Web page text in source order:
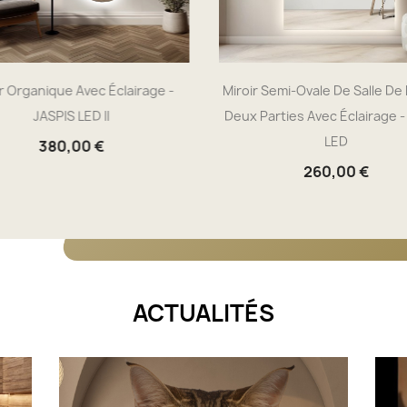
Organique Avec Éclairage -
JASPIS LED II
380,00 €
Miroir Semi-Ovale De Salle De
Deux Parties Avec Éclairage -
LED
260,00 €
ACTUALITÉS